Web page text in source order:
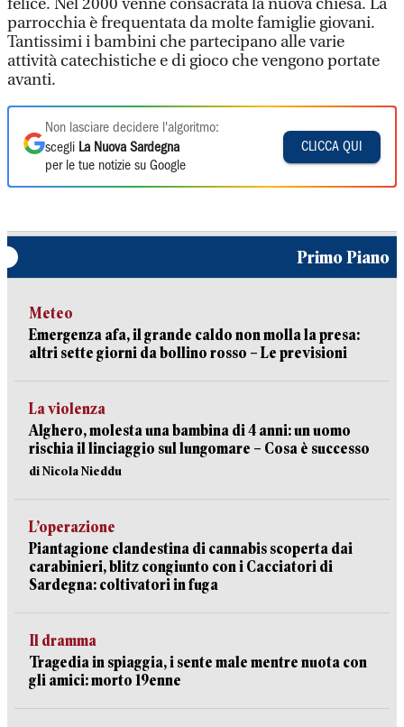
felice. Nel 2000 venne consacrata la nuova chiesa. La
parrocchia è frequentata da molte famiglie giovani.
Tantissimi i bambini che partecipano alle varie
attività catechistiche e di gioco che vengono portate
avanti.
Non lasciare decidere l'algoritmo:
scegli La Nuova Sardegna
per le tue notizie su Google
CLICCA QUI
Primo Piano
Meteo
Emergenza afa, il grande caldo non molla la presa:
altri sette giorni da bollino rosso – Le previsioni
La violenza
Alghero, molesta una bambina di 4 anni: un uomo
rischia il linciaggio sul lungomare – Cosa è successo
di Nicola Nieddu
L’operazione
Piantagione clandestina di cannabis scoperta dai
carabinieri, blitz congiunto con i Cacciatori di
Sardegna: coltivatori in fuga
Il dramma
Tragedia in spiaggia, i sente male mentre nuota con
gli amici: morto 19enne